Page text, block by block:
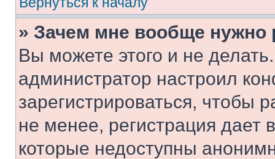
» Зачем мне вообще нужно
Вы можете этого и не
администратор настроил
зарегистрироваться, чтобы
не менее, регистрация
которые недоступны